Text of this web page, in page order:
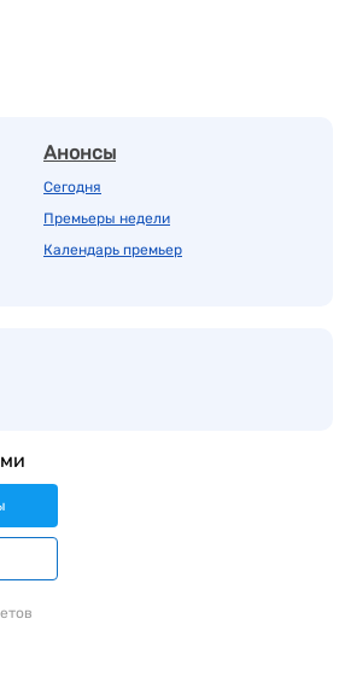
Анонсы
Сегодня
Премьеры недели
Календарь премьер